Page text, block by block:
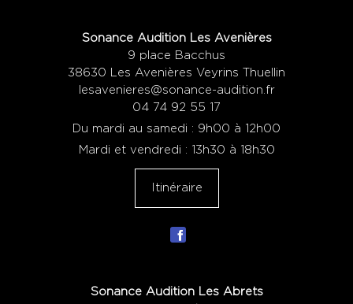
Sonance Audition Les Avenières
9 place Bacchus
38630 Les Avenières Veyrins Thuellin
lesavenieres@sonance-audition.fr
04 74 92 55 17
Du mardi au samedi : 9h00 à 12h00
Mardi et vendredi : 13h30 à 18h30
Itinéraire
Sonance Audition Les Abrets